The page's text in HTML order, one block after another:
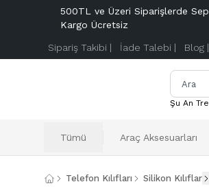
500TL ve Üzeri Siparişlerde
Kargo Ücretsiz
Sipariş Takibi | İade Talebi | Blog |
Şu An
Tümü Araç Aksesuarları
Telefon Kılıfları Silikon Kılıflar